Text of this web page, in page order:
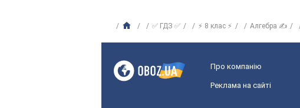
✅ ГДЗ ✅ ⚡ 8 клас ⚡ Алгебра ✍
Про компанію
Реклама на сайті